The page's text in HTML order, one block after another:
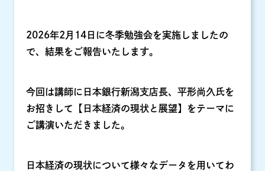
2026年2月14日に冬季勉強会を実施しましたの
で、結果をご報告いたします。
今回は講師に日本銀行新潟支店長、平形尚久氏を
お招きして【日本経済の現状と展望】をテーマに
ご講演いただきました。
日本経済の現状について様々なデータを用いてわ